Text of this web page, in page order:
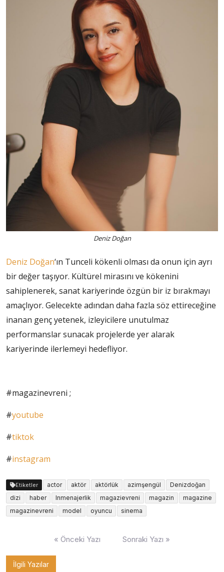
Deniz Doğan
Deniz Doğan‘ın Tunceli kökenli olması da onun için ayrı
bir değer taşıyor. Kültürel mirasını ve kökenini
sahiplenerek, sanat kariyerinde özgün bir iz bırakmayı
amaçlıyor. Gelecekte adından daha fazla söz ettireceğine
inanan genç yetenek, izleyicilere unutulmaz
performanslar sunacak projelerde yer alarak
kariyerinde ilerlemeyi hedefliyor.
#magazinevreni ;
#youtube
#tiktok
#instagram
Etiketler actor aktör aktörlük azimşengül
Denizdoğan
dizi
haber lnmenajerlik magazievreni magazin
magazine
magazinevreni
model oyuncu sinema
« Önceki Yazı Sonraki Yazı »
İlgili Yazılar